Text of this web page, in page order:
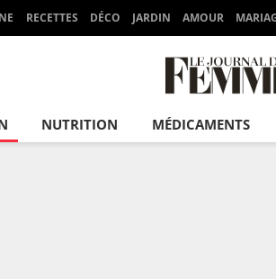
RECETTES DÉCO JARDIN AMOUR
NUTRITION MÉDICAMENTS